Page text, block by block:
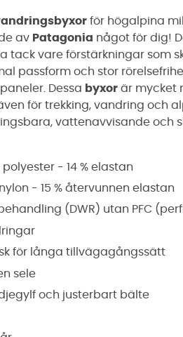
för högalpina
av Patagonia något för dig!
tack vare förstärkningar som
passform och stor
Dessa byxor är mycket
för trekking, vandring och
vattenavvisande och
- 14 % elastan
- 15 % återvunnen elastan
(DWR) utan PFC
för långa tillvägagångssätt
sele
och justerbart bälte